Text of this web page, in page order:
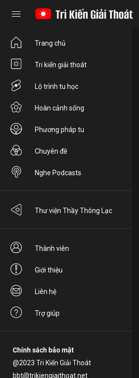
Trang chủ
Tri kiến giải thoát
Lộ trình tu học
Hoàn cảnh sống
Phương pháp tu
Chuyên đề
Nghe Podcasts
Thư viện Thầy Thông Lạc
Thành viên
Giới thiệu
Liên hệ
Trợ giúp
Chính sách bảo mật
@2023 Tri Kiến Giải Thoát
bbt@trikiengiaithoat.net